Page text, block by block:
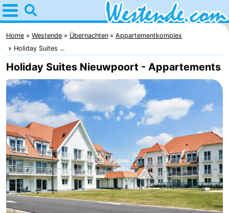
Home
Westende
Tipps
Für
kindern
Übernachten
Appartements
-
Holiday
Suites
-
Holiday
Campingplätze
Home Westende Übernachten
Appartementkomplex
Holiday Suites ...
Holiday Suites Nieuwpoort - Appartements